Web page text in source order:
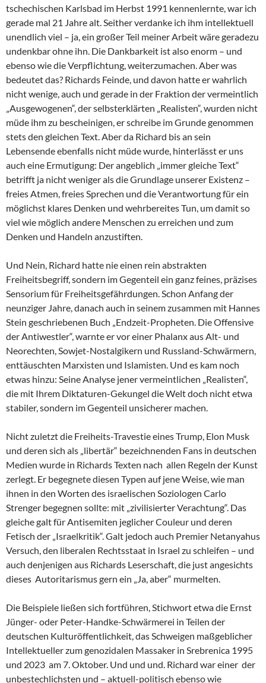
tschechischen Karlsbad im Herbst 1991 kennenlernte, war ich
gerade mal 21 Jahre alt. Seither verdanke ich ihm intellektuell
unendlich viel – ja, ein großer Teil meiner Arbeit wäre geradezu
undenkbar ohne ihn. Die Dankbarkeit ist also enorm – und
ebenso wie die Verpflichtung, weiterzumachen. Aber was
bedeutet das? Richards Feinde, und davon hatte er wahrlich
nicht wenige, auch und gerade in der Fraktion der vermeintlich
„Ausgewogenen“, der selbsterklärten „Realisten“, wurden nicht
müde ihm zu bescheinigen, er schreibe im Grunde genommen
stets den gleichen Text. Aber da Richard bis an sein
Lebensende ebenfalls nicht müde wurde, hinterlässt er uns
auch eine Ermutigung: Der angeblich „immer gleiche Text“
betrifft ja nicht weniger als die Grundlage unserer Existenz –
freies Atmen, freies Sprechen und die Verantwortung für ein
möglichst klares Denken und wehrbereites Tun, um damit so
viel wie möglich andere Menschen zu erreichen und zum
Denken und Handeln anzustiften.
Und Nein, Richard hatte nie einen rein abstrakten
Freiheitsbegriff, sondern im Gegenteil ein ganz feines, präzises
Sensorium für Freiheitsgefährdungen. Schon Anfang der
neunziger Jahre, danach auch in seinem zusammen mit Hannes
Stein geschriebenen Buch „Endzeit-Propheten. Die Offensive
der Antiwestler“, warnte er vor einer Phalanx aus Alt- und
Neorechten, Sowjet-Nostalgikern und Russland-Schwärmern,
enttäuschten Marxisten und Islamisten. Und es kam noch
etwas hinzu: Seine Analyse jener vermeintlichen „Realisten“,
die mit Ihrem Diktaturen-Gekungel die Welt doch nicht etwa
stabiler, sondern im Gegenteil unsicherer machen.
Nicht zuletzt die Freiheits-Travestie eines Trump, Elon Musk
und deren sich als „libertär“ bezeichnenden Fans in deutschen
Medien wurde in Richards Texten nach allen Regeln der Kunst
zerlegt. Er begegnete diesen Typen auf jene Weise, wie man
ihnen in den Worten des israelischen Soziologen Carlo
Strenger begegnen sollte: mit „zivilisierter Verachtung“. Das
gleiche galt für Antisemiten jeglicher Couleur und deren
Fetisch der „Israelkritik“. Galt jedoch auch Premier Netanyahus
Versuch, den liberalen Rechtsstaat in Israel zu schleifen – und
auch denjenigen aus Richards Leserschaft, die just angesichts
dieses Autoritarismus gern ein „Ja, aber“ murmelten.
Die Beispiele ließen sich fortführen, Stichwort etwa die Ernst
Jünger- oder Peter-Handke-Schwärmerei in Teilen der
deutschen Kulturöffentlichkeit, das Schweigen maßgeblicher
Intellektueller zum genozidalen Massaker in Srebrenica 1995
und 2023 am 7. Oktober. Und und und. Richard war einer der
unbestechlichsten und – aktuell-politisch ebenso wie